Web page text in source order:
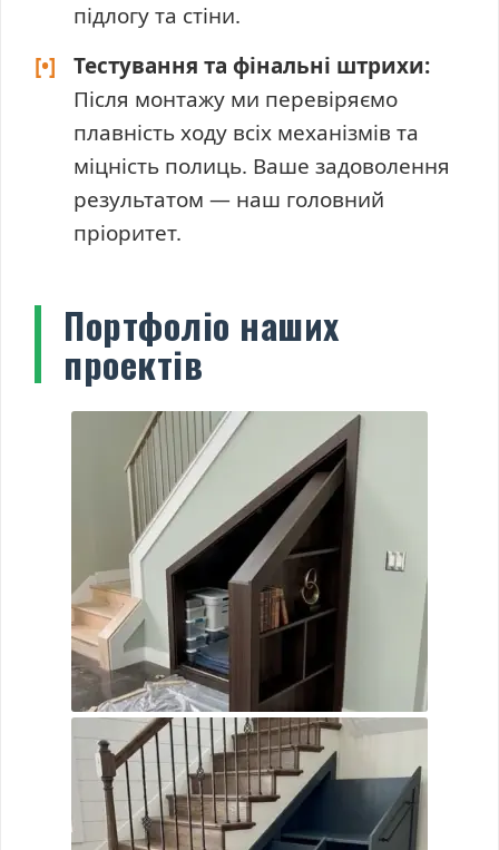
підлогу та стіни.
[•]
Тестування та фінальні штрихи:
Після монтажу ми перевіряємо
плавність ходу всіх механізмів та
міцність полиць. Ваше задоволення
результатом — наш головний
пріоритет.
Портфоліо наших
проектів